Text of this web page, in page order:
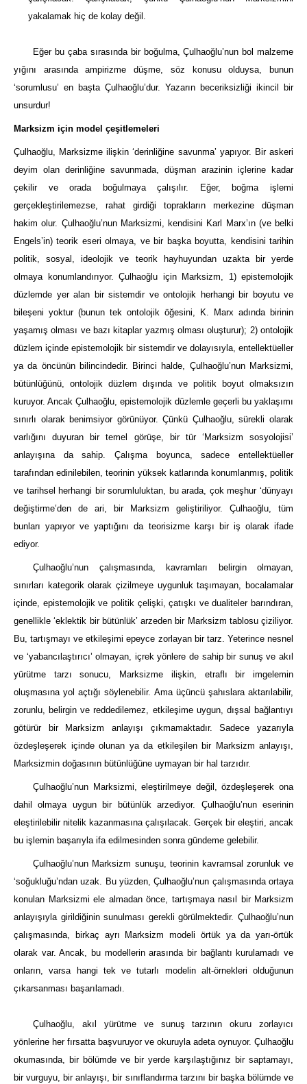
yakalamak hiç de kolay değil.
Eğer bu çaba sırasında bir boğulma, Çulhaoğlu’nun bol malzeme
yığını arasında ampirizme düşme, söz konusu olduysa, bunun
‘sorumlusu’ en başta Çulhaoğlu’dur. Yazarın beceriksizliği ikincil bir
unsurdur!
Marksizm için model çeşitlemeleri
Çulhaoğlu, Marksizme ilişkin ‘derinliğine savunma’ yapıyor. Bir askeri
deyim olan derinliğine savunmada, düşman arazinin içlerine kadar
çekilir ve orada boğulmaya çalışılır. Eğer, boğma işlemi
gerçekleştirilemezse, rahat girdiği toprakların merkezine düşman
hakim olur. Çulhaoğlu’nun Marksizmi, kendisini Karl Marx’ın (ve belki
Engels’in) teorik eseri olmaya, ve bir başka boyutta, kendisini tarihin
politik, sosyal, ideolojik ve teorik hayhuyundan uzakta bir yerde
olmaya konumlandırıyor. Çulhaoğlu için Marksizm, 1) epistemolojik
düzlemde yer alan bir sistemdir ve ontolojik herhangi bir boyutu ve
bileşeni yoktur (bunun tek ontolojik öğesini, K. Marx adında birinin
yaşamış olması ve bazı kitaplar yazmış olması oluşturur); 2) ontolojik
düzlem içinde epistemolojik bir sistemdir ve dolayısıyla, entellektüeller
ya da öncünün bilincindedir. Birinci halde, Çulhaoğlu’nun Marksizmi,
bütünlüğünü, ontolojik düzlem dışında ve politik boyut olmaksızın
kuruyor. Ancak Çulhaoğlu, epistemolojik düzlemle geçerli bu yaklaşımı
sınırlı olarak benimsiyor görünüyor. Çünkü Çulhaoğlu, sürekli olarak
varlığını duyuran bir temel görüşe, bir tür ‘Marksizm sosyolojisi’
anlayışına da sahip. Çalışma boyunca, sadece entellektüeller
tarafından edinilebilen, teorinin yüksek katlarında konumlanmış, politik
ve tarihsel herhangi bir sorumluluktan, bu arada, çok meşhur ‘dünyayı
değiştirme’den de ari, bir Marksizm geliştiriliyor. Çulhaoğlu, tüm
bunları yapıyor ve yaptığını da teorisizme karşı bir iş olarak ifade
ediyor.
Çulhaoğlu’nun çalışmasında, kavramları belirgin olmayan,
sınırları kategorik olarak çizilmeye uygunluk taşımayan, bocalamalar
içinde, epistemolojik ve politik çelişki, çatışkı ve dualiteler barındıran,
genellikle ‘eklektik bir bütünlük’ arzeden bir Marksizm tablosu çiziliyor.
Bu, tartışmayı ve etkileşimi epeyce zorlayan bir tarz. Yeterince nesnel
ve ‘yabancılaştırıcı’ olmayan, içrek yönlere de sahip bir sunuş ve akıl
yürütme tarzı sonucu, Marksizme ilişkin, etraflı bir imgelemin
oluşmasına yol açtığı söylenebilir. Ama üçüncü şahıslara aktarılabilir,
zorunlu, belirgin ve reddedilemez, etkileşime uygun, dışsal bağlantıyı
götürür bir Marksizm anlayışı çıkmamaktadır. Sadece yazarıyla
özdeşleşerek içinde olunan ya da etkileşilen bir Marksizm anlayışı,
Marksizmin doğasının bütünlüğüne uymayan bir hal tarzıdır.
Çulhaoğlu’nun Marksizmi, eleştirilmeye değil, özdeşleşerek ona
dahil olmaya uygun bir bütünlük arzediyor. Çulhaoğlu’nun eserinin
eleştirilebilir nitelik kazanmasına çalışılacak. Gerçek bir eleştiri, ancak
bu işlemin başarıyla ifa edilmesinden sonra gündeme gelebilir.
Çulhaoğlu’nun Marksizm sunuşu, teorinin kavramsal zorunluk ve
‘soğukluğu’ndan uzak. Bu yüzden, Çulhaoğlu’nun çalışmasında ortaya
konulan Marksizmi ele almadan önce, tartışmaya nasıl bir Marksizm
anlayışıyla girildiğinin sunulması gerekli görülmektedir. Çulhaoğlu’nun
çalışmasında, birkaç ayrı Marksizm modeli örtük ya da yarı-örtük
olarak var. Ancak, bu modellerin arasında bir bağlantı kurulamadı ve
onların, varsa hangi tek ve tutarlı modelin alt-örnekleri olduğunun
çıkarsanması başarılamadı.
Çulhaoğlu, akıl yürütme ve sunuş tarzının okuru zorlayıcı
yönlerine her fırsatta başvuruyor ve okuruyla adeta oynuyor. Çulhaoğlu
okumasında, bir bölümde ve bir yerde karşılaştığınız bir saptamayı,
bir vurguyu, bir anlayışı, bir sınıflandırma tarzını bir başka bölümde ve